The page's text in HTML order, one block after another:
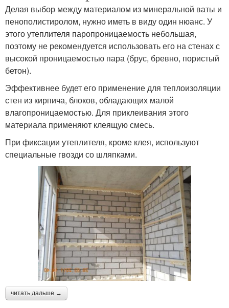
Делая выбор между материалом из минеральной ваты и
пенополистиролом, нужно иметь в виду один нюанс. У
этого утеплителя паропроницаемость небольшая,
поэтому не рекомендуется использовать его на стенах с
высокой проницаемостью пара (брус, бревно, пористый
бетон).
Эффективнее будет его применение для теплоизоляции
стен из кирпича, блоков, обладающих малой
влагопроницаемостью. Для приклеивания этого
материала применяют клеящую смесь.
При фиксации утеплителя, кроме клея, используют
специальные гвозди со шляпками.
читать дальше →